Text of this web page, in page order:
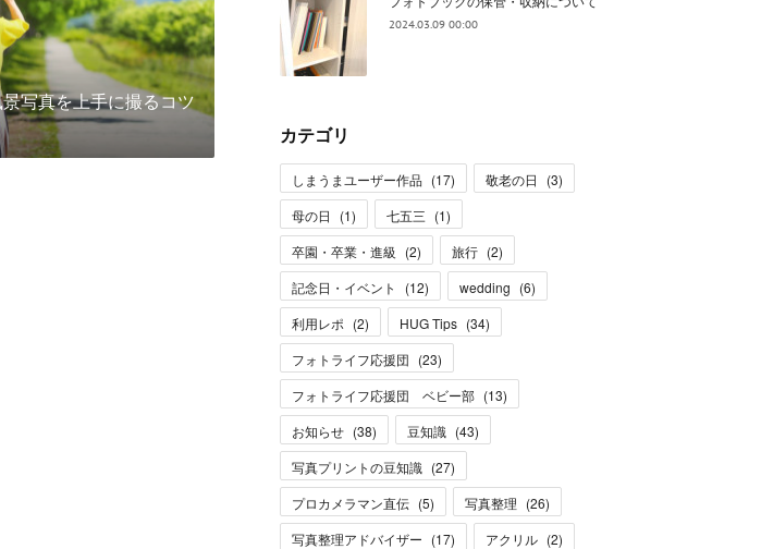
写真を上手に撮るコツ
2024.03.09 00:00
カテゴリ
しまうまユーザー作品 (17) 敬老の日 (3)
母の日
(1) 七五三 (1)
卒園・卒業・進級 (2) 旅行 (2)
記念日・イベント
(12) wedding (6)
利用レポ (2) HUG Tips (34)
フォトライフ応援団 (23)
フォトライフ応援団 ベビー部 (13)
お知らせ (38) 豆知識 (43)
写真プリントの豆知識 (27)
プロカメラマン直伝 (5) 写真整理 (26)
写真整理アドバイザー (17) アクリル (2)